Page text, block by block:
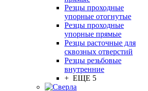
Резцы проходные
упорные отогнутые
Резцы проходные
упорные прямые
Резцы расточные для
сквозных отверстий
Резцы резьбовые
внутренние
+ ЕЩЕ 5